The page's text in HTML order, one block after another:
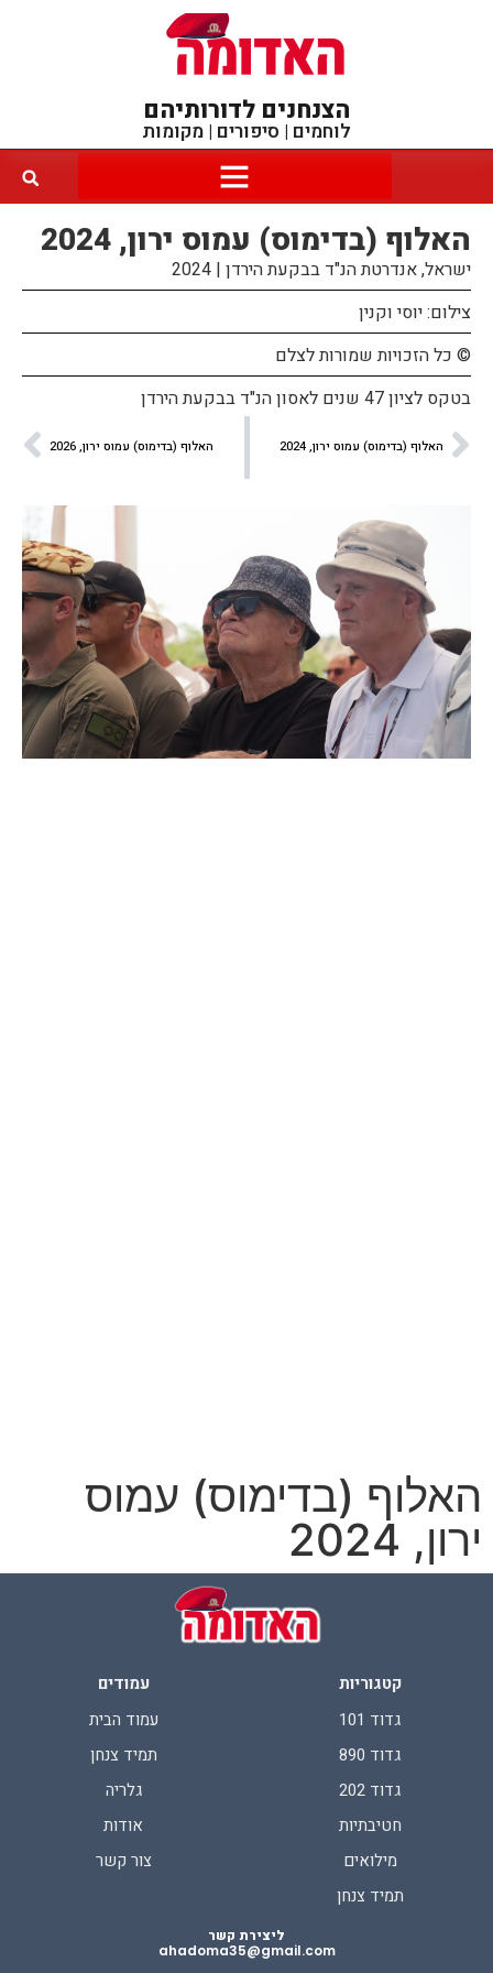
הצנחנים לדורותיהם
לוחמים | סיפורים | מקומות
האלוף (בדימוס) עמוס ירון, 2024
ישראל, אנדרטת הנ"ד בבקעת הירדן | 2024
צילום: יוסי וקנין
© כל הזכויות שמורות לצלם
בטקס לציון 47 שנים לאסון הנ"ד בבקעת הירדן
האלוף (בדימוס) עמוס ירון, 2024 האלוף (בדימוס) עמוס ירון, 2026
האלוף (בדימוס) עמוס
ירון, 2024
קטגוריות
גדוד 101
גדוד 890
גדוד 202
חטיבתיות
מילואים
תמיד צנחן
עמודים
עמוד הבית
תמיד צנחן
גלריה
אודות
צור קשר
ליצירת קשר
ahadoma35@gmail.com